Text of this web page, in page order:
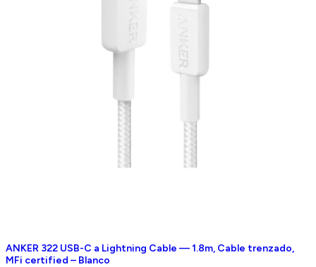
ANKER 322 USB-C a Lightning Cable — 1.8m, Cable trenzado,
MFi certified – Blanco